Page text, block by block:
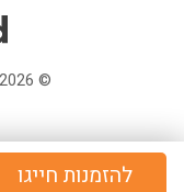
להזמנות חייגו
© 2026 שילוב מתוק - זרים מתוקים